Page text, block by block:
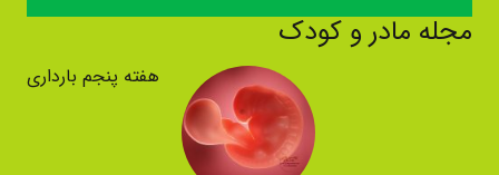
مجله مادر و کودک
هفته پنجم بارداری